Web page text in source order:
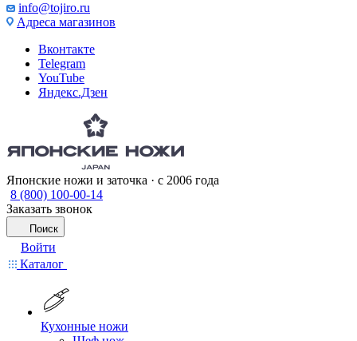
info@tojiro.ru
Адреса магазинов
Вконтакте
Telegram
YouTube
Яндекс.Дзен
Японские ножи и заточка · с 2006 года
8 (800) 100-00-14
Заказать звонок
Поиск
Войти
Каталог
Кухонные ножи